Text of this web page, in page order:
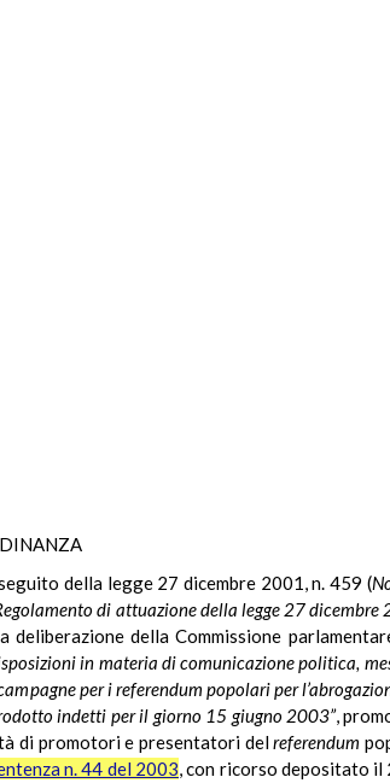
della legge 27 dicembre 2001, n. 459 (
di attuazione della legge 27
deliberazione della Commissione
in materia di comunicazione politica,
per i referendum popolari per
indetti per il giorno 15 giugno 2003”,
di promotori e presentatori delreferendum
n. 44 del 2003, con ricorso depositato